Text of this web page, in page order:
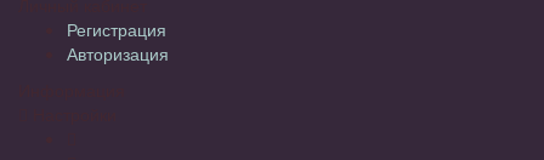
Регистрация
Авторизация